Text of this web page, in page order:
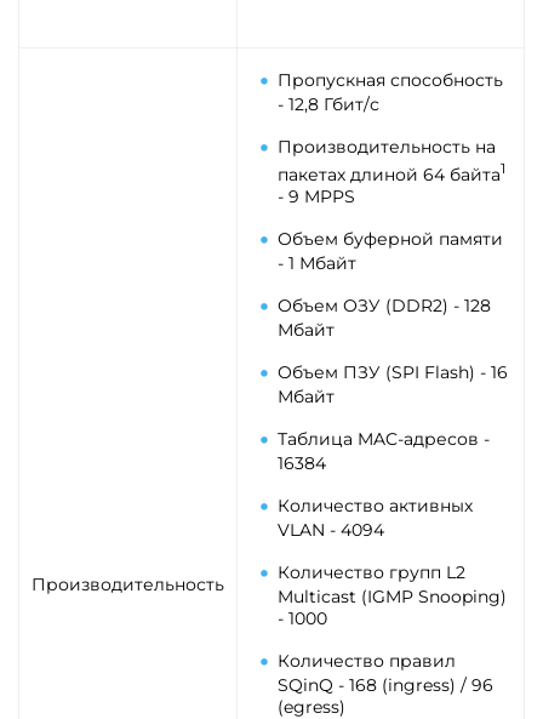
Производительность
Пропускная способность
- 12,8 Гбит/с
Производительность на
пакетах длиной 64 байта1
- 9 MPPS
Объем буферной памяти
- 1 Мбайт
Объем ОЗУ (DDR2) - 128
Мбайт
Объем ПЗУ (SPI Flash) - 16
Мбайт
Таблица MAC-адресов -
16384
Количество активных
VLAN - 4094
Количество групп L2
Multicast (IGMP Snooping)
- 1000
Количество правил
SQinQ - 168 (ingress) / 96
(egress)